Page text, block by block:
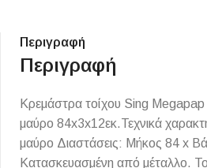
Περιγραφή
Περιγραφή
Κρεμάστρα τοίχου Sing Megapap
μαύρο 84x3x12εκ.Τεχνικά
μαύρο Διαστάσεις: Μήκος 84 x
Κατασκευασμένη από μέταλλο.